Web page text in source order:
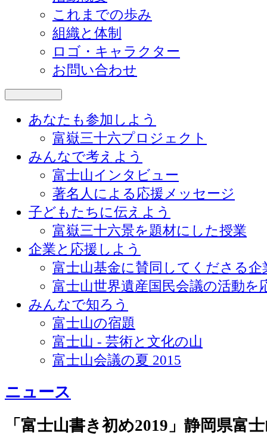
これまでの歩み
組織と体制
ロゴ・キャラクター
お問い合わせ
あなたも参加しよう
富嶽三十六プロジェクト
みんなで考えよう
富士山インタビュー
著名人による応援メッセージ
子どもたちに伝えよう
富嶽三十六景を題材にした授業
企業と応援しよう
富士山基金に賛同してくださる
富士山世界遺産国民会議の活動を
みんなで知ろう
富士山の宿題
富士山 - 芸術と文化の山
富士山会議の夏 2015
ニュース
「富士山書き初め2019」静岡県富